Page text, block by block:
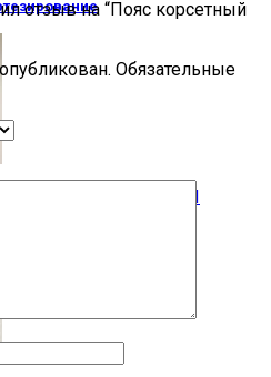
НИЖНИЕ КОНЕЧНОСТИ
отзыв на “Пояс корсетный
Обязательные